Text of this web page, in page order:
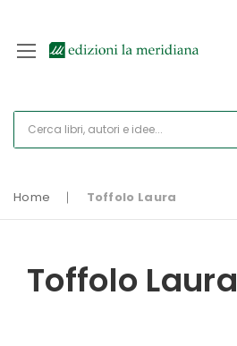
Home Toffolo Laura
Toffolo Laura